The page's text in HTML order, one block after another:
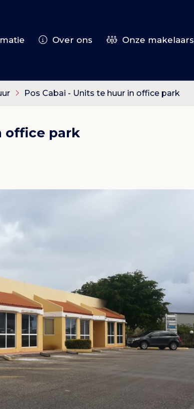
Over ons Onze makelaars
Pos Cabai - Units te huur in office park
office park